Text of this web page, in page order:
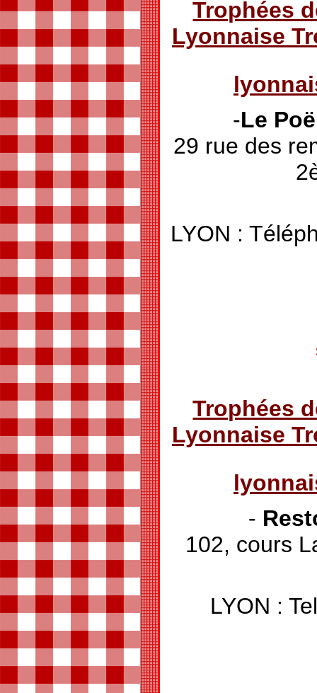
Trophées
Lyonnaise
-Le
29 rue des
LYON :
Trophées
Lyonnaise
-
102,
LYON :